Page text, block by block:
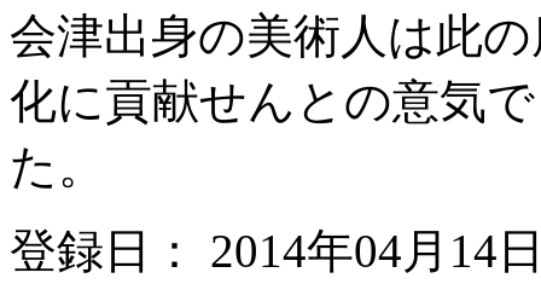
会津出身の美術人は此
化に貢献せんとの意気
た。
登録日： 2014年04月14